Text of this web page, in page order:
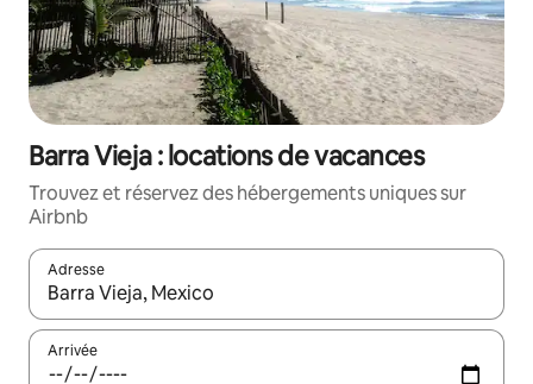
Barra Vieja : locations de vacances
Trouvez et réservez des hébergements uniques sur
Airbnb
Adresse
Lorsque les résultats s'affichent, utilisez les flèches vers le
Arrivée